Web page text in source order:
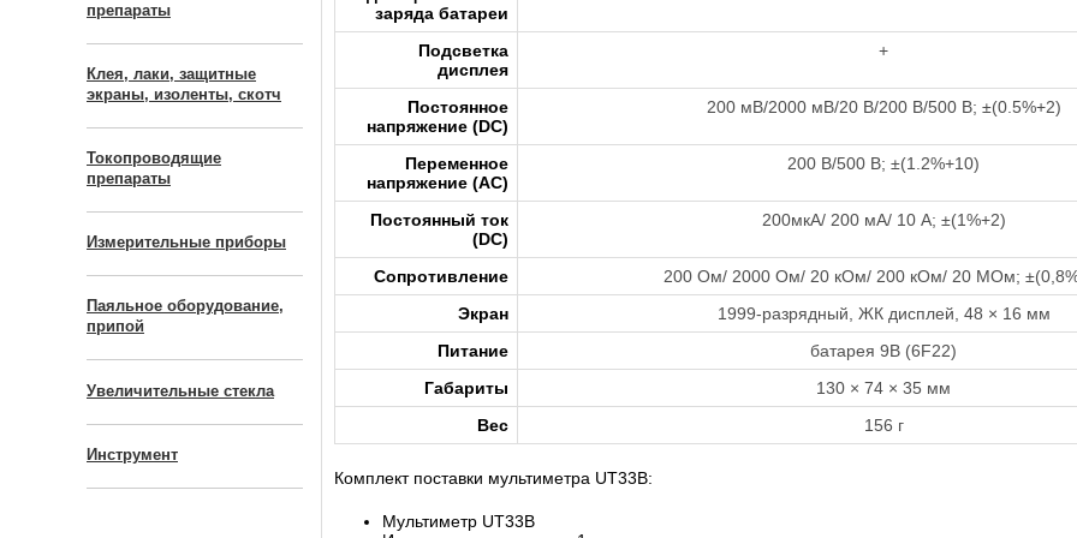
препараты
Клея, лаки, защитные
экраны, изоленты, скотч
Токопроводящие
препараты
Измерительные приборы
Паяльное оборудование,
припой
Увеличительные стекла
Инструмент
заряда батареи
Подсветка
дисплея
+
Постоянное
напряжение (DC)
200 мВ/2000 мВ/20 В/200 В/500 В; ±(0.5%+2)
Переменное
напряжение (AC)
200 В/500 В; ±(1.2%+10)
Постоянный ток
(DC)
200мкА/ 200 мА/ 10 A; ±(1%+2)
Сопротивление
200 Ом/ 2000 Ом/ 20 кОм/ 200 кОм/ 20 MОм;
Экран
1999-разрядный, ЖК дисплей, 48 × 16 мм
Питание
батарея 9В (6F22)
Габариты
130 × 74 × 35 мм
Вес
156 г
Комплект поставки мультиметра UT33В:
Мультиметр UT33В